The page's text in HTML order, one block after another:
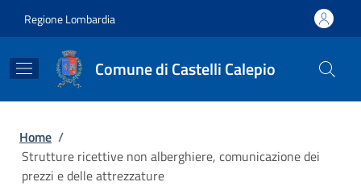
Regione Lombardia
Comune di Castelli Calepio
Briciole di pane
Home /
Strutture ricettive non alberghiere, comunicazione dei
prezzi e delle attrezzature